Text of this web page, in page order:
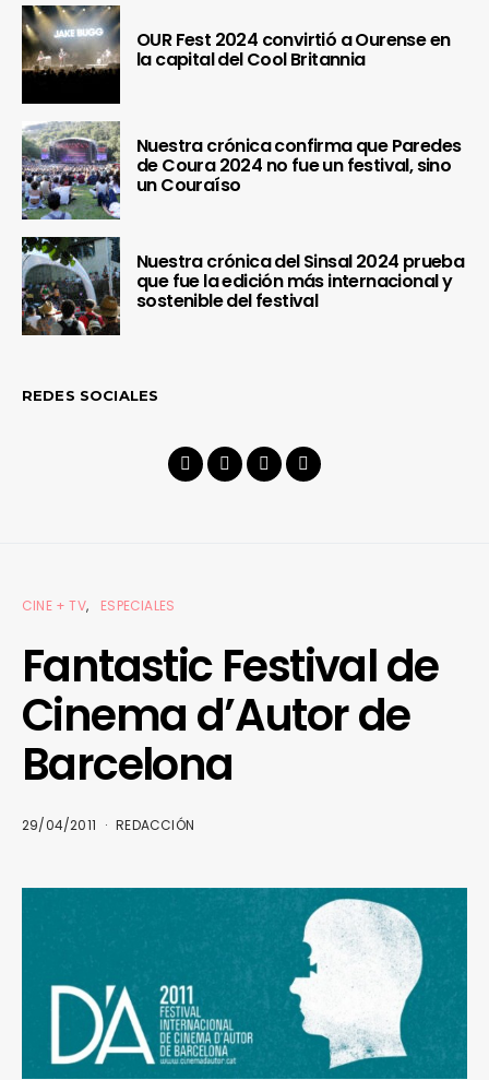
OUR Fest 2024 convirtió a Ourense en
la capital del Cool Britannia
Nuestra crónica confirma que Paredes
de Coura 2024 no fue un festival, sino
un Couraíso
Nuestra crónica del Sinsal 2024 prueba
que fue la edición más internacional y
sostenible del festival
REDES SOCIALES
CINE + TV ESPECIALES
Fantastic Festival de
Cinema d’Autor de
Barcelona
29/04/2011 REDACCIÓN